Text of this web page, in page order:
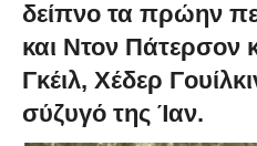
δείπνο τα πρώην
και Ντον Πάτερσον
Γκέιλ, Χέδερ
σύζυγό της Ίαν.